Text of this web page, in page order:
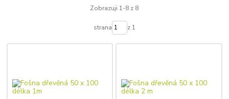
Zobrazuji 1-8 z 8
strana z 1